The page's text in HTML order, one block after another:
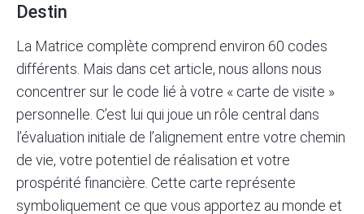
Destin
La Matrice complète comprend environ 60 codes
différents. Mais dans cet article, nous allons nous
concentrer sur le code lié à votre « carte de visite »
personnelle. C’est lui qui joue un rôle central dans
l’évaluation initiale de l’alignement entre votre chemin
de vie, votre potentiel de réalisation et votre
prospérité financière. Cette carte représente
symboliquement ce que vous apportez au monde et